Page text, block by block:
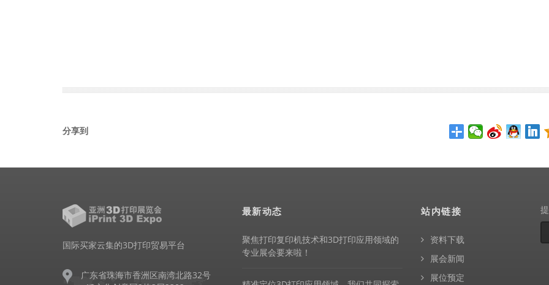
分享到
国际买家云集的3D打印贸易平台
广东省珠海市香洲区南湾北路32号
最新动态
聚焦打印复印机技术和3D打印应用领域的
专业展会要来啦！
站内链接
资料下载
展会新闻
展位预定